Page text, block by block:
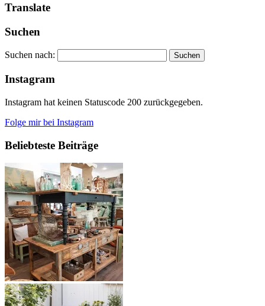
Translate
Suchen
Suchen nach:
Instagram
Instagram hat keinen Statuscode 200 zurückgegeben.
Folge mir bei Instagram
Beliebteste Beiträge